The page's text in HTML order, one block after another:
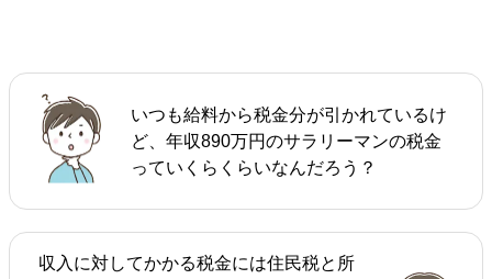
いつも給料から税金分が引かれているけ
ど、年収890万円のサラリーマンの税金
っていくらくらいなんだろう？
収入に対してかかる税金には住民税と所